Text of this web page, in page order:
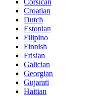
Corsican
Croatian
Dutch
Estonian
Filipino
Finnish
Frisian
Galician
Georgian
Gujarati
Haitian